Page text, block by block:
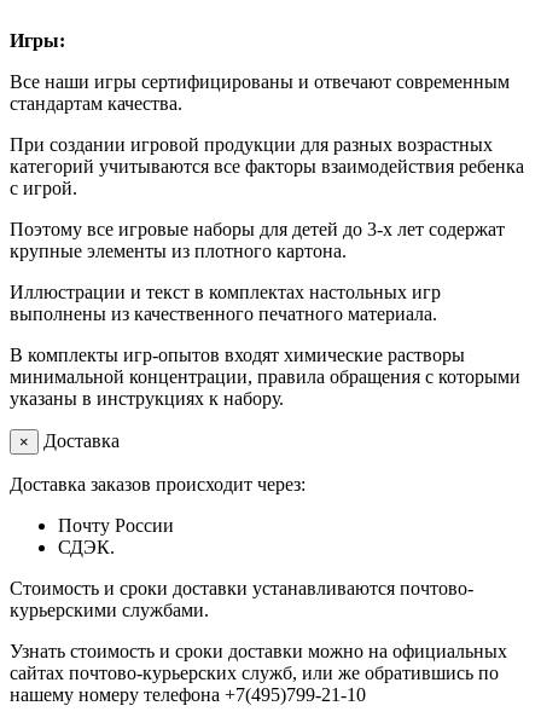
Игры:
Все наши игры сертифицированы и отвечают современным
стандартам качества.
При создании игровой продукции для разных возрастных
категорий учитываются все факторы взаимодействия ребенка
с игрой.
Поэтому все игровые наборы для детей до 3-х лет содержат
крупные элементы из плотного картона.
Иллюстрации и текст в комплектах настольных игр
выполнены из качественного печатного материала.
В комплекты игр-опытов входят химические растворы
минимальной концентрации, правила обращения с которыми
указаны в инструкциях к набору.
× Доставка
Доставка заказов происходит через:
Почту России
СДЭК.
Стоимость и сроки доставки устанавливаются почтово-
курьерскими службами.
Узнать стоимость и сроки доставки можно на официальных
сайтах почтово-курьерских служб, или же обратившись по
нашему номеру телефона +7(495)799-21-10